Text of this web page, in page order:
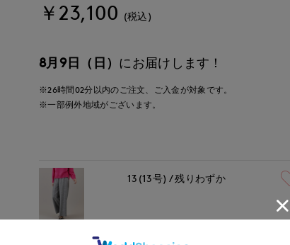
￥23,100 (税込)
8月9日（日） にお届けします！
※26時間02分以内のご注文、ご入金が対象です。
※一部例外地域がございます。
13(13号) 残りわずか